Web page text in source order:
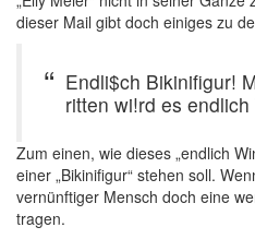
dieser Mail gibt doch einiges zu
Endli$ch Bikinifigur!
ritten wi!rd es
Zum einen, wie dieses „endlich
einer „Bikinifigur“ stehen soll.
vernünftiger Mensch doch eine
tragen.